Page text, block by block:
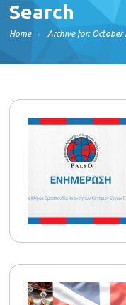
Search
Home Archive for: October